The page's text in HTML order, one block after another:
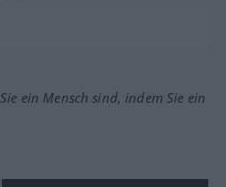
ein Mensch sind, indem Sie ein